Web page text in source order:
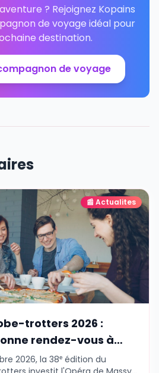
? Rejoignez Kopains
de voyage idéal pour
destination.
de voyage
📰 Actualites
trotters 2026 :
rendez-vous à
27 septembre
2026, la 38ᵉ édition du